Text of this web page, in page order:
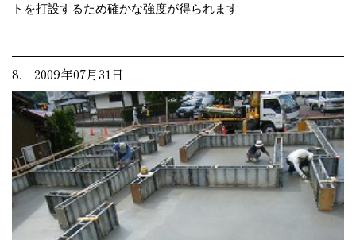
トを打設するため確かな強度が得られます
8. 2009年07月31日